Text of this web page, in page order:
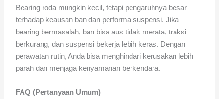
Bearing roda mungkin kecil, tetapi pengaruhnya besar
terhadap keausan ban dan performa suspensi. Jika
bearing bermasalah, ban bisa aus tidak merata, traksi
berkurang, dan suspensi bekerja lebih keras. Dengan
perawatan rutin, Anda bisa menghindari kerusakan lebih
parah dan menjaga kenyamanan berkendara.
FAQ (Pertanyaan Umum)